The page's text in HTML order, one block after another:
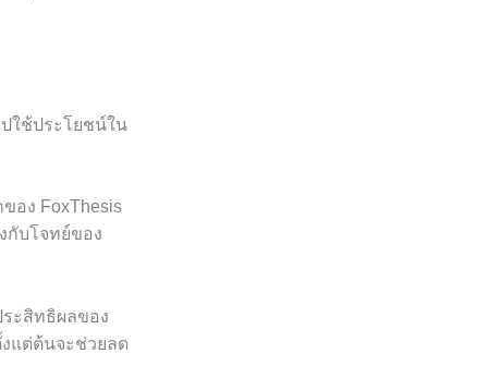
ปใช้ประโยชน์ใน
อง FoxThesis
กับโจทย์ของ
ะสิทธิผลของ
แต่ต้นจะช่วยลด